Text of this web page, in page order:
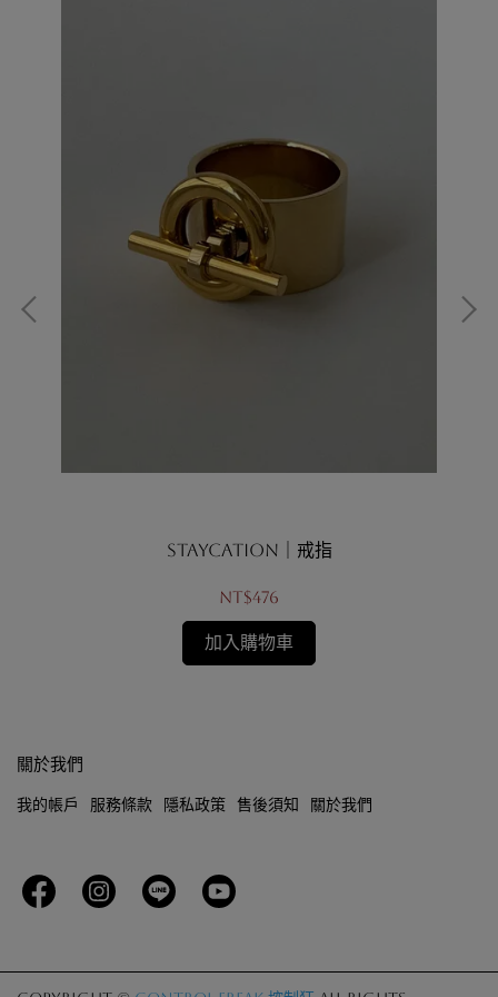
Staycation｜戒指
NT$476
加入購物車
關於我們
我的帳戶 服務條款 隱私政策 售後須知 關於我們